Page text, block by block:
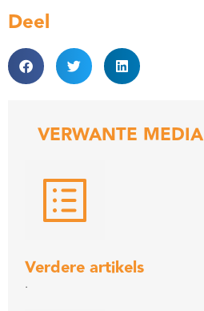
Deel
VERWANTE MEDIA
Verdere artikels
.